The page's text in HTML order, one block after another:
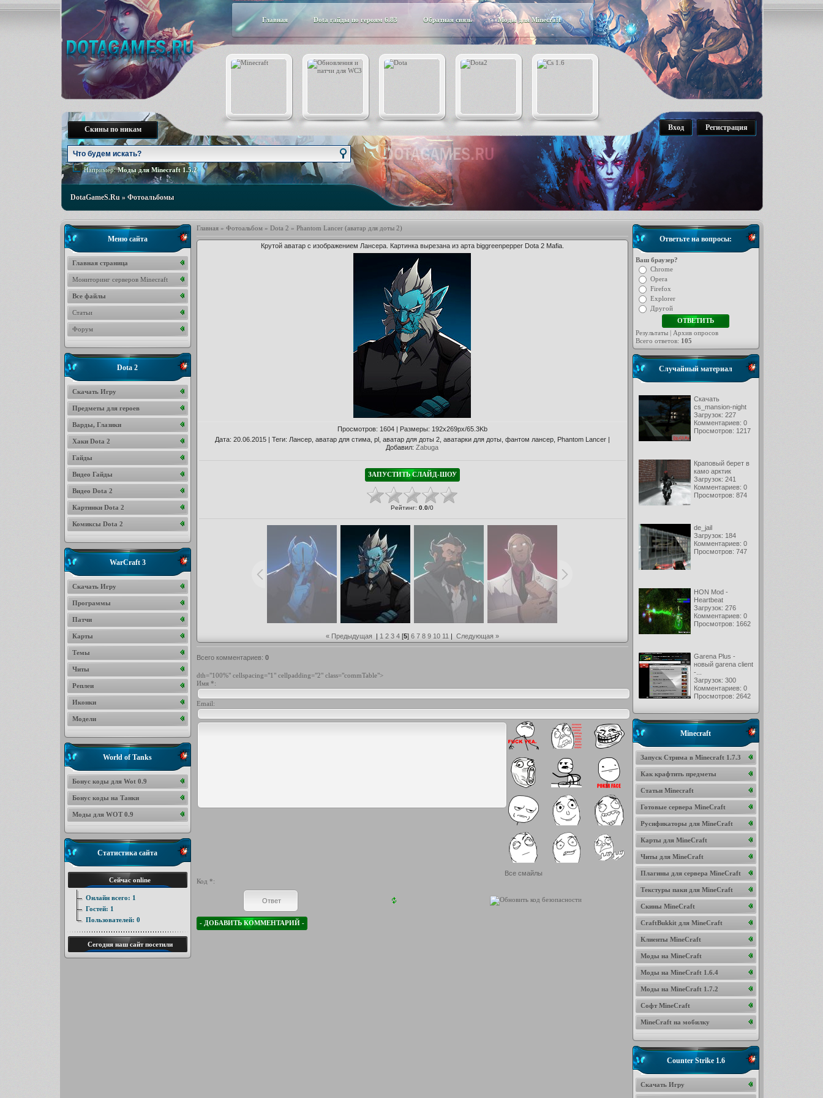
Главная Dota гайды по героям 6.83 Обратная связь Моды для Minecraft
Регистрация
Вход
Скины по никам
Например:Моды для Minecraft 1.5.2
DotaGameS.Ru» Фотоальбомы
Главная» Фотоальбом» Dota 2 » Phantom Lancer (аватар для доты 2)
Крутой аватар с изображением Лансера. Картинка вырезана из арта biggreenpepper Dota 2 Mafia.
Просмотров: 1604 | Размеры: 192x269px/65.3Kb
Дата: 20.06.2015 | Теги: Лансер, аватар для стима, pl, аватар для доты 2, аватарки для доты, фантом лансер, Phantom Lancer|
Добавил: Zabuga
Рейтинг: 0.0/0
« Предыдущая| 1 2 3 4[5] 6 7 8 9 10 11 | Следующая »
Всего комментариев: 0
dth="100%" cellspacing="1" cellpadding="2" class="commTable">
Имя *:
Email:
Все смайлы
Код *:
Ответьте на вопросы:
Ваш браузер?
Chrome
Opera
Firefox
Explorer
Другой
Результаты| Архив опросов
Всего ответов: 105
Случайный материал
Скачать
cs_mansion-night
Загрузок: 227
Комментариев: 0
Просмотров: 1217
Краповый берет в
камо арктик
Загрузок: 241
Комментариев: 0
Просмотров: 874
de_jail
Загрузок: 184
Комментариев: 0
Просмотров: 747
HON Mod -
Heartbeat
Загрузок: 276
Комментариев: 0
Просмотров: 1662
Garena Plus -
новый garena client
-...
Загрузок: 300
Комментариев: 0
Просмотров: 2642
Minecraft
Запуск Стрима в Minecraft 1.7.3
Как крафтить предметы
Статьи Minecraft
Готовые сервера MineCraft
Русификаторы для MineCraft
Карты для MineCraft
Читы для MineCraft
Плагины для сервера MineCraft
Текстуры паки для MineCraft
Скины MineCraft
CraftBukkit для MineCraft
Клиенты MineCraft
Моды на MineCraft
Моды на MineCraft 1.6.4
Моды на MineCraft 1.7.2
Софт MineCraft
MineCraft на мобилку
Counter Strike 1.6
Скачать Игру
Меню сайта
Главная страница
Мониторинг серверов Minecraft
Все файлы
Статьи
Форум
Dota 2
Скачать Игру
Предметы для героев
Варды, Глазики
Хаки Dota 2
Гайды
Видео Гайды
Видео Dota 2
Картинки Dota 2
Комиксы Dota 2
WarCraft 3
Скачать Игру
Программы
Патчи
Карты
Темы
Читы
Реплеи
Иконки
Модели
World of Tanks
Бонус коды для Wot 0.9
Бонус коды на Танки
Моды для WOT 0.9
Статистика сайта
Сейчас online
Онлайн всего: 1
Гостей: 1
Пользователей: 0
Сегодня наш сайт посетили